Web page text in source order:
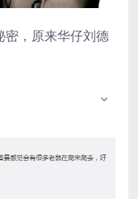
密，原来华仔刘德